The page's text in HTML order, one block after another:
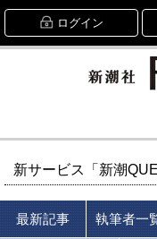
ログイン
新サービス「新潮
最新記事 執筆者一